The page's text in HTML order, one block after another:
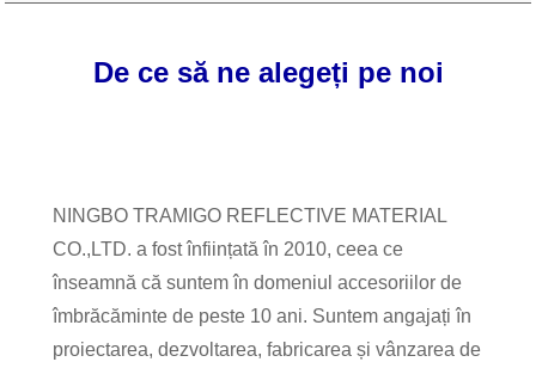
De ce să ne alegeți pe noi
NINGBO TRAMIGO REFLECTIVE MATERIAL
CO.,LTD. a fost înființată în 2010, ceea ce
înseamnă că suntem în domeniul accesoriilor de
îmbrăcăminte de peste 10 ani. Suntem angajați în
proiectarea, dezvoltarea, fabricarea și vânzarea de